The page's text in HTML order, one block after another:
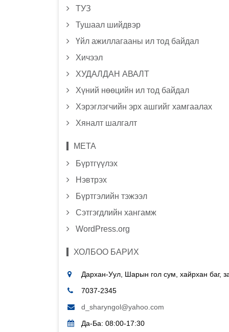
ТУЗ
Тушаал шийдвэр
Үйл ажиллагааны ил тод байдал
Хичээл
ХУДАЛДАН АВАЛТ
Хүний нөөцийн ил тод байдал
Хэрэглэгчийн эрх ашгийг хамгаалах
Хяналт шалгалт
МЕТА
Бүртгүүлэх
Нэвтрэх
Бүртгэлийн тэжээл
Сэтгэгдлийн хангамж
WordPress.org
ХОЛБОО БАРИХ
Дархан-Уул, Шарын гол сум, хайрхан баг,
7037-2345
d_sharyngol@yahoo.com
Да-Ба: 08:00-17:30